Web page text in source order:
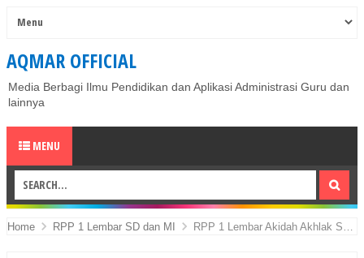
AQMAR OFFICIAL
Media Berbagi Ilmu Pendidikan dan Aplikasi Administrasi Guru dan
lainnya
MENU
Home RPP 1 Lembar SD dan MI RPP 1 Lembar Akidah Akhlak SD/MI Kelas 4 Semester 2 Revisi Terbaru 2020